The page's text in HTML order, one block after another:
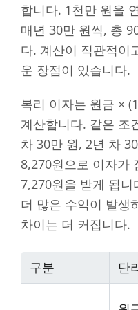
합니다. 1천만 원을
매년 30만 원씩, 총
다. 계산이 직관적이
운 장점이 있습니다.
복리 이자는 원금 ×
계산합니다. 같은 조
차 30만 원, 2년 차
8,270원으로 이자가
7,270원을 받게 됩
더 많은 수익이 발생
차이는 더 커집니다.
구분 단